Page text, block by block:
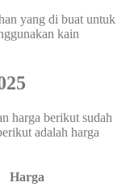
yang di buat untuk
kain
harga berikut sudah
adalah harga
Harga